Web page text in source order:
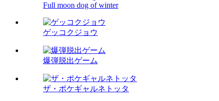
Full moon dog of winter
ゲッコクジョウ
爆弾脱出ゲーム
ザ・ポケギャルネトッタ